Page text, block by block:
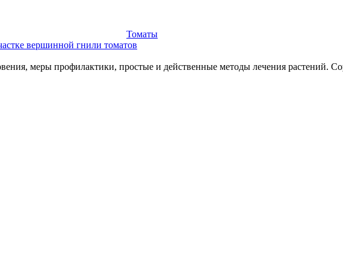
Томаты
вершинной гнили томатов
меры профилактики, простые и действенные методы лечения растений.